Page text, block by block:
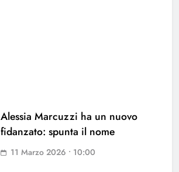
Alessia Marcuzzi ha un nuovo
fidanzato: spunta il nome
11 Marzo 2026 • 10:00